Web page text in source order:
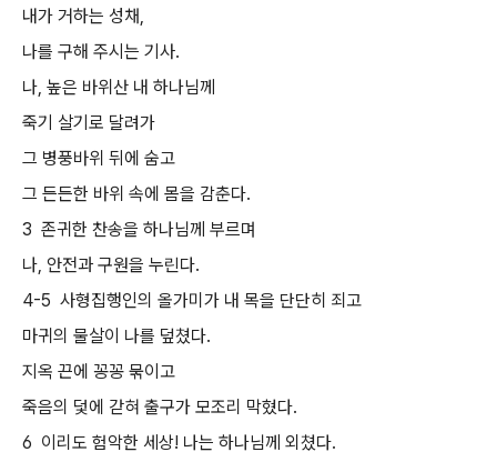
내가 거하는 성채,
나를 구해 주시는 기사.
나, 높은 바위산 내 하나님께
죽기 살기로 달려가
그 병풍바위 뒤에 숨고
그 든든한 바위 속에 몸을 감춘다.
3 존귀한 찬송을 하나님께 부르며
나, 안전과 구원을 누린다.
4-5 사형집행인의 올가미가 내 목을 단단히 죄고
마귀의 물살이 나를 덮쳤다.
지옥 끈에 꽁꽁 묶이고
죽음의 덫에 갇혀 출구가 모조리 막혔다.
6 이리도 험악한 세상! 나는 하나님께 외쳤다.